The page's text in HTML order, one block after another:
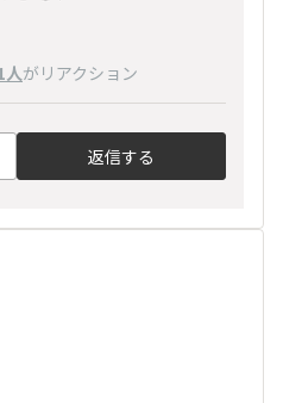
人がリアクション
返信する